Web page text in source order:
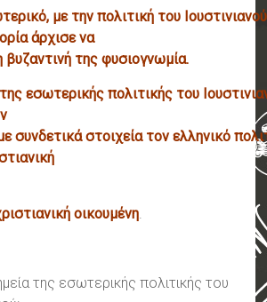
με την πολιτική του
άρχισε να
της φυσιογνωμία.
εσωτερικής πολιτικής του
συνδετικά στοιχεία τον ελληνικό
οικουμένη.
της εσωτερικής πολιτικής του